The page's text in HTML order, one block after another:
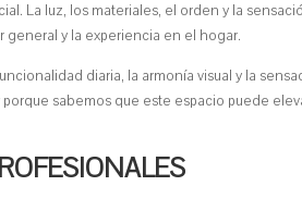
La luz, los materiales, el orden y la
y la experiencia en el hogar.
diaria, la armonía visual y la
sabemos que este espacio puede